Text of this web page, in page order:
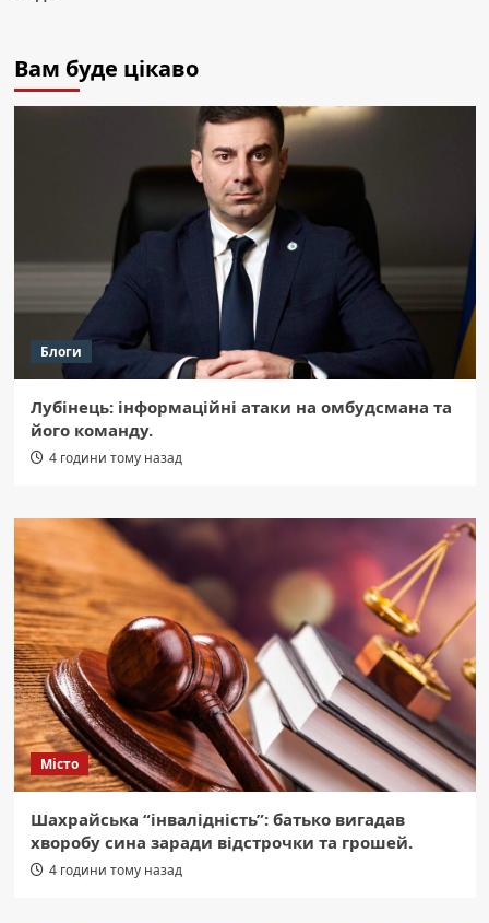
Вам буде цікаво
Блоги
Лубінець: інформаційні атаки на омбудсмана та
його команду.
4 години тому назад
Місто
Шахрайська “інвалідність”: батько вигадав
хворобу сина заради відстрочки та грошей.
4 години тому назад